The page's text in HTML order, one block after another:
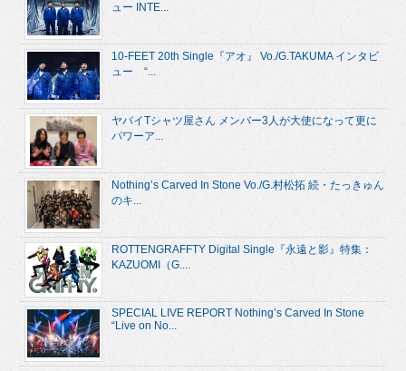
ュー INTE...
10-FEET 20th Single『アオ』 Vo./G.TAKUMA インタビ
ュー “...
ヤバイTシャツ屋さん メンバー3人が大使になって更に
パワーア...
Nothing’s Carved In Stone Vo./G.村松拓 続・たっきゅん
のキ...
ROTTENGRAFFTY Digital Single『永遠と影』特集：
KAZUOMI（G....
SPECIAL LIVE REPORT Nothing’s Carved In Stone
“Live on No...